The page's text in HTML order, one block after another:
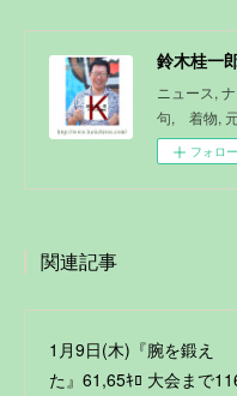
鈴木桂一
ニュース,
句, 着物,
フォロー
関連記事
1月9日(木)『腕を鍛え
た』61,65ｷﾛ 大会まで